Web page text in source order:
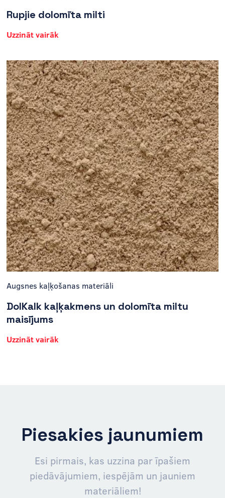
Rupjie dolomīta milti
Uzzināt vairāk
Augsnes kaļķošanas materiāli
DolKalk kaļķakmens un dolomīta miltu
maisījums
Uzzināt vairāk
Piesakies jaunumiem
Esi pirmais, kas uzzina par īpašiem
piedāvājumiem, iespējām un jauniem
materiāliem!